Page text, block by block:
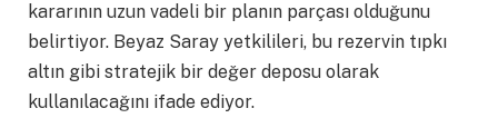
kararının uzun vadeli bir planın parçası olduğunu
belirtiyor. Beyaz Saray yetkilileri, bu rezervin tıpkı
altın gibi stratejik bir değer deposu olarak
kullanılacağını ifade ediyor.